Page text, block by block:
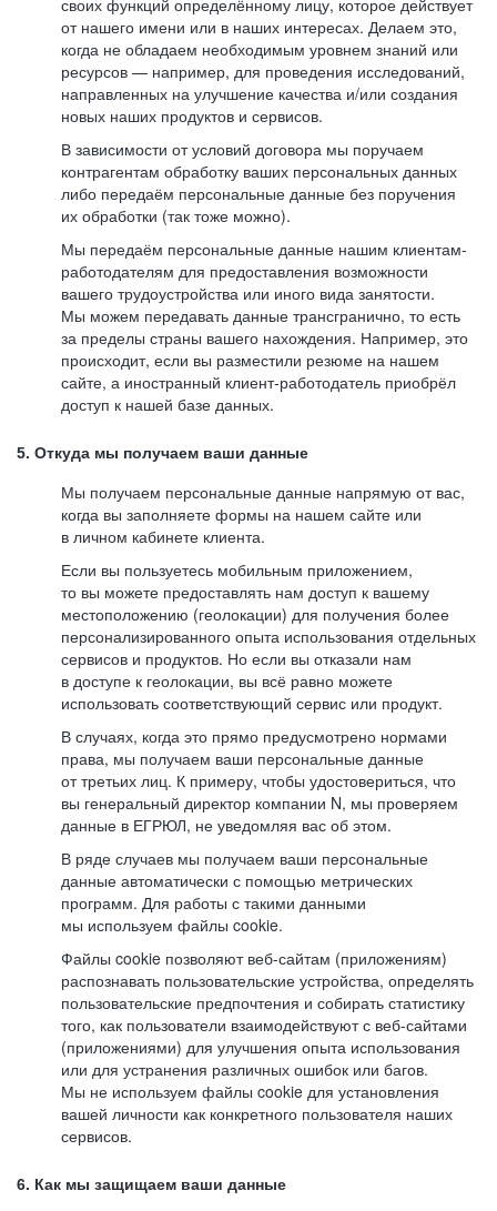
своих функций определённому лицу, которое действует
от нашего имени или в наших интересах. Делаем это,
когда не обладаем необходимым уровнем знаний или
ресурсов — например, для проведения исследований,
направленных на улучшение качества и/или создания
новых наших продуктов и сервисов.
В зависимости от условий договора мы поручаем
контрагентам обработку ваших персональных данных
либо передаём персональные данные без поручения
их обработки (так тоже можно).
Мы передаём персональные данные нашим клиентам-
работодателям для предоставления возможности
вашего трудоустройства или иного вида занятости.
Мы можем передавать данные трансгранично, то есть
за пределы страны вашего нахождения. Например, это
происходит, если вы разместили резюме на нашем
сайте, а иностранный клиент-работодатель приобрёл
доступ к нашей базе данных.
5. Откуда мы получаем ваши данные
Мы получаем персональные данные напрямую от вас,
когда вы заполняете формы на нашем сайте или
в личном кабинете клиента.
Если вы пользуетесь мобильным приложением,
то вы можете предоставлять нам доступ к вашему
местоположению (геолокации) для получения более
персонализированного опыта использования отдельных
сервисов и продуктов. Но если вы отказали нам
в доступе к геолокации, вы всё равно можете
использовать соответствующий сервис или продукт.
В случаях, когда это прямо предусмотрено нормами
права, мы получаем ваши персональные данные
от третьих лиц. К примеру, чтобы удостовериться, что
вы генеральный директор компании N, мы проверяем
данные в ЕГРЮЛ, не уведомляя вас об этом.
В ряде случаев мы получаем ваши персональные
данные автоматически с помощью метрических
программ. Для работы с такими данными
мы используем файлы cookie.
Файлы cookie позволяют веб-сайтам (приложениям)
распознавать пользовательские устройства, определять
пользовательские предпочтения и собирать статистику
того, как пользователи взаимодействуют с веб-сайтами
(приложениями) для улучшения опыта использования
или для устранения различных ошибок или багов.
Мы не используем файлы cookie для установления
вашей личности как конкретного пользователя наших
сервисов.
6. Как мы защищаем ваши данные